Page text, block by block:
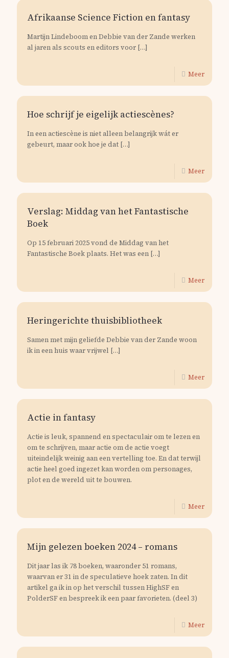
Afrikaanse Science Fiction en fantasy
Martijn Lindeboom en Debbie van der Zande werken
al jaren als scouts en editors voor […]
Meer
Hoe schrijf je eigelijk actiescènes?
In een actiescène is niet alleen belangrijk wát er
gebeurt, maar ook hoe je dat […]
Meer
Verslag: Middag van het Fantastische
Boek
Op 15 februari 2025 vond de Middag van het
Fantastische Boek plaats. Het was een […]
Meer
Heringerichte thuisbibliotheek
Samen met mijn geliefde Debbie van der Zande woon
ik in een huis waar vrijwel […]
Meer
Actie in fantasy
Actie is leuk, spannend en spectaculair om te lezen en
om te schrijven, maar actie om de actie voegt
uiteindelijk weinig aan een vertelling toe. En dat terwijl
actie heel goed ingezet kan worden om personages,
plot en de wereld uit te bouwen.
Meer
Mijn gelezen boeken 2024 – romans
Dit jaar las ik 78 boeken, waaronder 51 romans,
waarvan er 31 in de speculatieve hoek zaten. In dit
artikel ga ik in op het verschil tussen HighSF en
PolderSF en bespreek ik een paar favorieten. (deel 3)
Meer